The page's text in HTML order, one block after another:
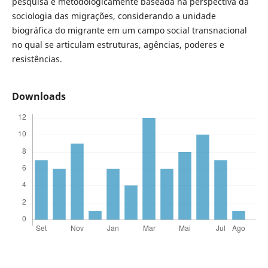
sociologia das migrações, considerando a unidade
biográfica do migrante em um campo social transnacional
no qual se articulam estruturas, agências, poderes e
resistências.
Downloads